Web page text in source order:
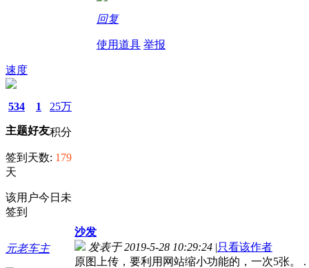
回复
使用道具 举报
速度
534
主题
1
好友
25万
积分
签到天数: 179
天
该用户今日未
签到
元老车主
沙发
发表于 2019-5-28 10:29:24 |只看该作者
原图上传，要利用网站缩小功能的，一次5张。